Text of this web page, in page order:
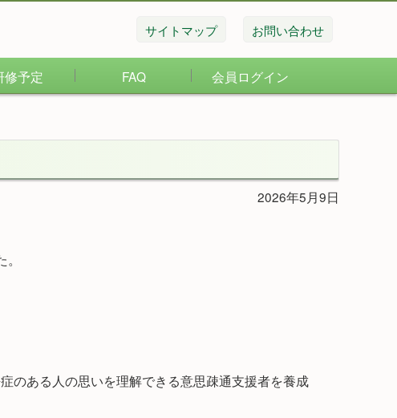
サイトマップ お問い合わせ
修予定 FAQ 会員ログイン
2026年5月9日
のある人の思いを理解できる意思疎通支援者を養成